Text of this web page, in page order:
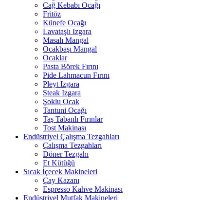
Cağ Kebabı Ocağı
Fritöz
Künefe Ocağı
Lavataşlı Izgara
Masalı Mangal
Ocakbaşı Mangal
Ocaklar
Pasta Börek Fırını
Pide Lahmacun Fırını
Pleyt Izgara
Steak Izgara
Şoklu Ocak
Tantuni Ocağı
Taş Tabanlı Fırınlar
Tost Makinası
Endüstriyel Çalışma Tezgahları
Çalışma Tezgahları
Döner Tezgahı
Et Kütüğü
Sıcak İçecek Makineleri
Çay Kazanı
Espresso Kahve Makinası
Endüstriyel Mutfak Makineleri